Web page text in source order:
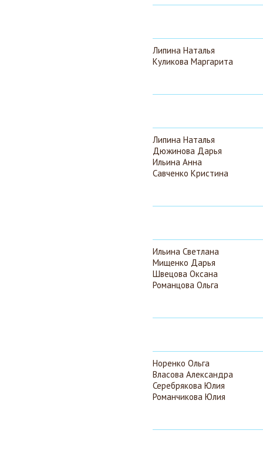
Липина Наталья
Куликова Маргарита
Липина Наталья
Дюжинова Дарья
Ильина Анна
Савченко Кристина
Ильина Светлана
Мищенко Дарья
Швецова Оксана
Романцова Ольга
Норенко Ольга
Власова Александра
Серебрякова Юлия
Романчикова Юлия